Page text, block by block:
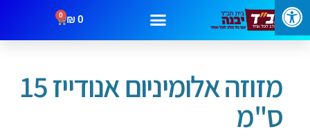
0
₪
0
עמוד הבית/בתי מזוזה / מזוזה אלומיניום אנודייז 15 ס"מ
מזוזה אלומיניום אנודייז 15
ס"מ